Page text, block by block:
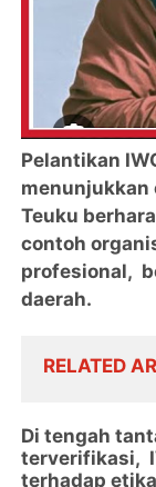
Pelantikan
menunjukkan
Teuku
contoh
profesional,
daerah.
RELATED
Di tengah
terverifikasi,
terhadap